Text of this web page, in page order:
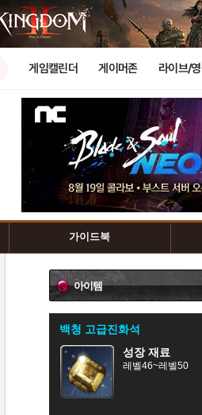
게임캘린더 게이머존 라이브/
가이드북
아이템
백청 고급진화석
성장 재료
레벨46~레벨50